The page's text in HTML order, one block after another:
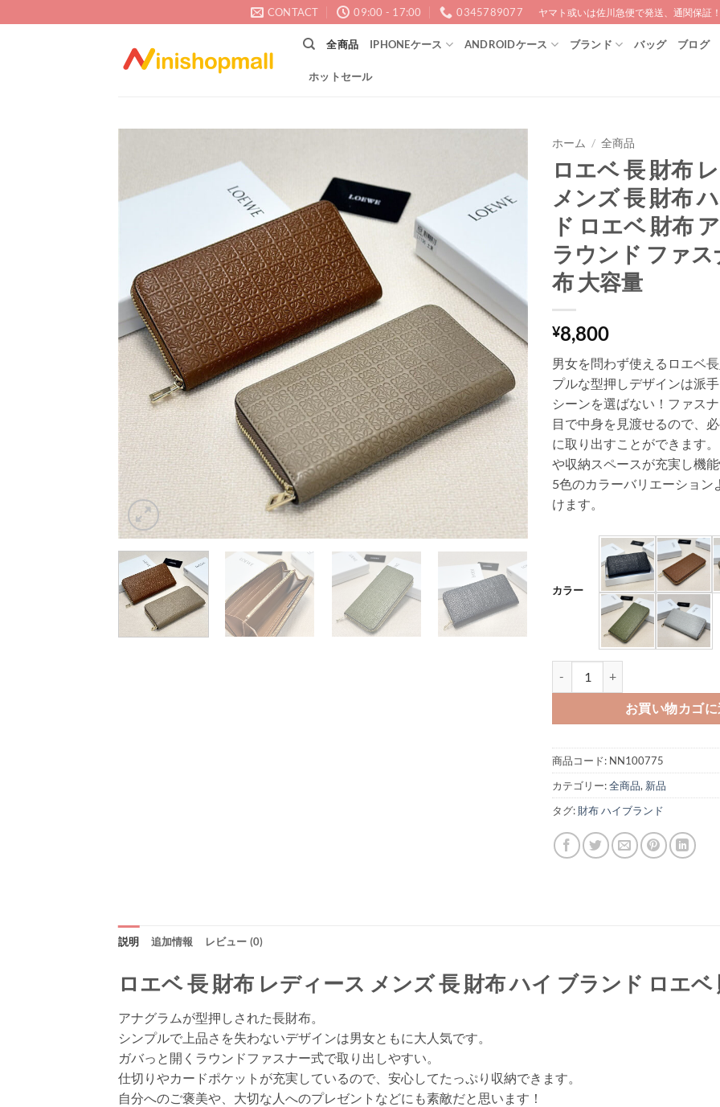
to
CONTACT 09:00 - 17:00 0345789077 ヤマト或いは佐川急便で発送、通関保証
全商品 IPHONEケース ANDROIDケース ブランド バッグ ブログ
ホットセール
ホーム / 全商品
ロエベ 長 財布
メンズ 長 財布
ド ロエベ 財布
ラウンド ファス
布 大容量
¥8,800
男女を問わず使えるロエベ
プルな型押しデザインは派
シーンを選ばない！ファス
目で中身を見渡せるので、
に取り出すことができます
や収納スペースが充実し機
5色のカラーバリエーション
けます。
カラー
お買い物カゴ
商品コード: NN100775
カテゴリー:全商品, 新品
タグ: 財布 ハイブランド
説明 追加情報 レビュー (0)
ロエベ 長 財布 レディース メンズ 長 財布 ハイ ブランド ロエ
アナグラムが型押しされた長財布。
シンプルで上品さを失わないデザインは男女ともに大人気です。
ガバっと開くラウンドファスナー式で取り出しやすい。
仕切りやカードポケットが充実しているので、安心してたっぷり収納できます。
自分へのご褒美や、大切な人へのプレゼントなどにも素敵だと思います！